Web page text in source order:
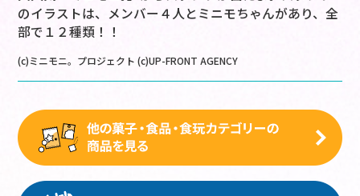
のイラストは、メンバー４人とミニモちゃんがあり、全
部で１２種類！！
(c)ミニモニ。プロジェクト (c)UP-FRONT AGENCY